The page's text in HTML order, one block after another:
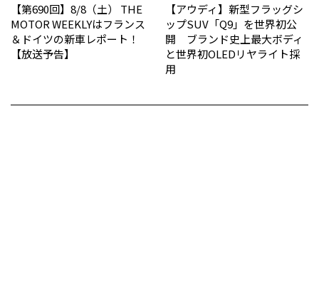
【第690回】8/8（土） THE
MOTOR WEEKLYはフランス
＆ドイツの新車レポート！
【放送予告】
【アウディ】新型フラッグシ
ップSUV「Q9」を世界初公
開 ブランド史上最大ボディ
と世界初OLEDリヤライト採
用